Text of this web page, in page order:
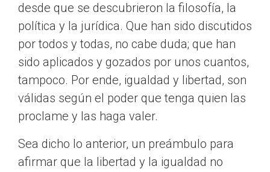
desde que se descubrieron la filosofía, la
política y la jurídica. Que han sido discutidos
por todos y todas, no cabe duda; que han
sido aplicados y gozados por unos cuantos,
tampoco. Por ende, igualdad y libertad, son
válidas según el poder que tenga quien las
proclame y las haga valer.
Sea dicho lo anterior, un preámbulo para
afirmar que la libertad y la igualdad no